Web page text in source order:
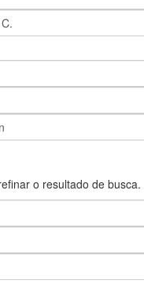
o resultado de busca.